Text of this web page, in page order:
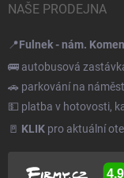
NAŠE PRODEJNA
📍Fulnek - nám.
🚌 autobusová
🚗 parkování na
💵 platba v hotovosti,
🚪 KLIK pro aktuální